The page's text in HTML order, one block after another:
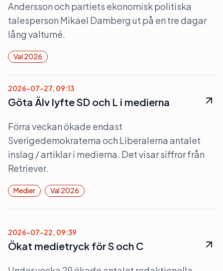
Andersson och partiets ekonomisk politiska
talesperson Mikael Damberg ut på en tre dagar
lång valturné.
Val 2026
2026-07-27, 09:13
Göta Älv lyfte SD och L i medierna
Förra veckan ökade endast
Sverigedemokraterna och Liberalerna antalet
inslag / artiklar i medierna. Det visar siffror från
Retriever.
Medier Val 2026
2026-07-22, 09:39
Ökat medietryck för S och C